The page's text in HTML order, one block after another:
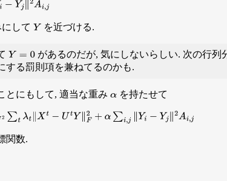
j∥ 2A ,j
して Yを近づける.
Y=0
があるのだが, 気にしないらしい. 次の行列
する罰則項を兼ねてるのかも.
とにもして, 適当な重みα を持たせて
2 ∑ λt ∥X t−U tY ∥F2+ ∑i ,j∥ Yi − Yj ∥ Ai j
関数.